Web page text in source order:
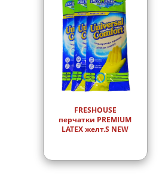
FRESHOUSE
перчатки PREMIUM
LATEX желт.S NEW